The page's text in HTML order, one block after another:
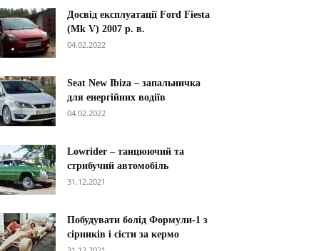
Досвід експлуатації Ford Fiesta
(Mk V) 2007 р. в.
04.02.2022
Seat New Ibiza – запальничка
для енергійних водіїв
04.02.2022
Lowrider – танцюючий та
стрибучий автомобіль
31.12.2021
Побудувати болід Формули-1 з
сірників і сісти за кермо